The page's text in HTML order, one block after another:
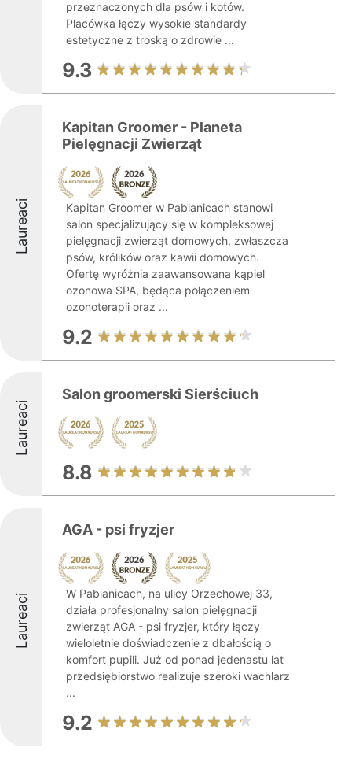
przeznaczonych dla psów i kotów.
Placówka łączy wysokie standardy
estetyczne z troską o zdrowie ...
9.3
Laureaci
Kapitan Groomer - Planeta
Pielęgnacji Zwierząt
Kapitan Groomer w Pabianicach stanowi
salon specjalizujący się w kompleksowej
pielęgnacji zwierząt domowych, zwłaszcza
psów, królików oraz kawii domowych.
Ofertę wyróżnia zaawansowana kąpiel
ozonowa SPA, będąca połączeniem
ozonoterapii oraz ...
9.2
Laureaci
Salon groomerski Sierściuch
8.8
Laureaci
AGA - psi fryzjer
W Pabianicach, na ulicy Orzechowej 33,
działa profesjonalny salon pielęgnacji
zwierząt AGA - psi fryzjer, który łączy
wieloletnie doświadczenie z dbałością o
komfort pupili. Już od ponad jedenastu lat
przedsiębiorstwo realizuje szeroki wachlarz
...
9.2